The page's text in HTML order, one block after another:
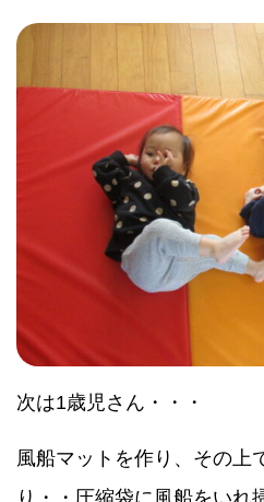
次は1歳児さん・・・
風船マットを作り、その上
り・・圧縮袋に風船をいれ